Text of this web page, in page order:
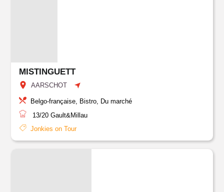
MISTINGUETT
AARSCHOT
Belgo-française, Bistro, Du marché
13/20 Gault&Millau
Jonkies on Tour